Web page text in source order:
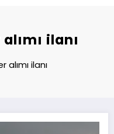
ilanı
alımı ilanı